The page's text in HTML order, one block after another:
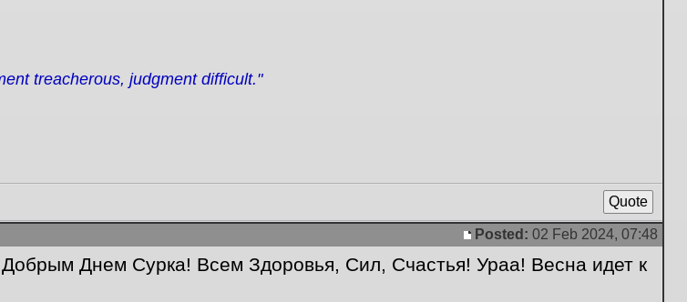
treacherous, judgment difficult."
Quote
Post
Posted: 02 Feb 2024, 07:48
Днем Сурка! Всем Здоровья, Сил, Счастья! Ураа! Весна идет к